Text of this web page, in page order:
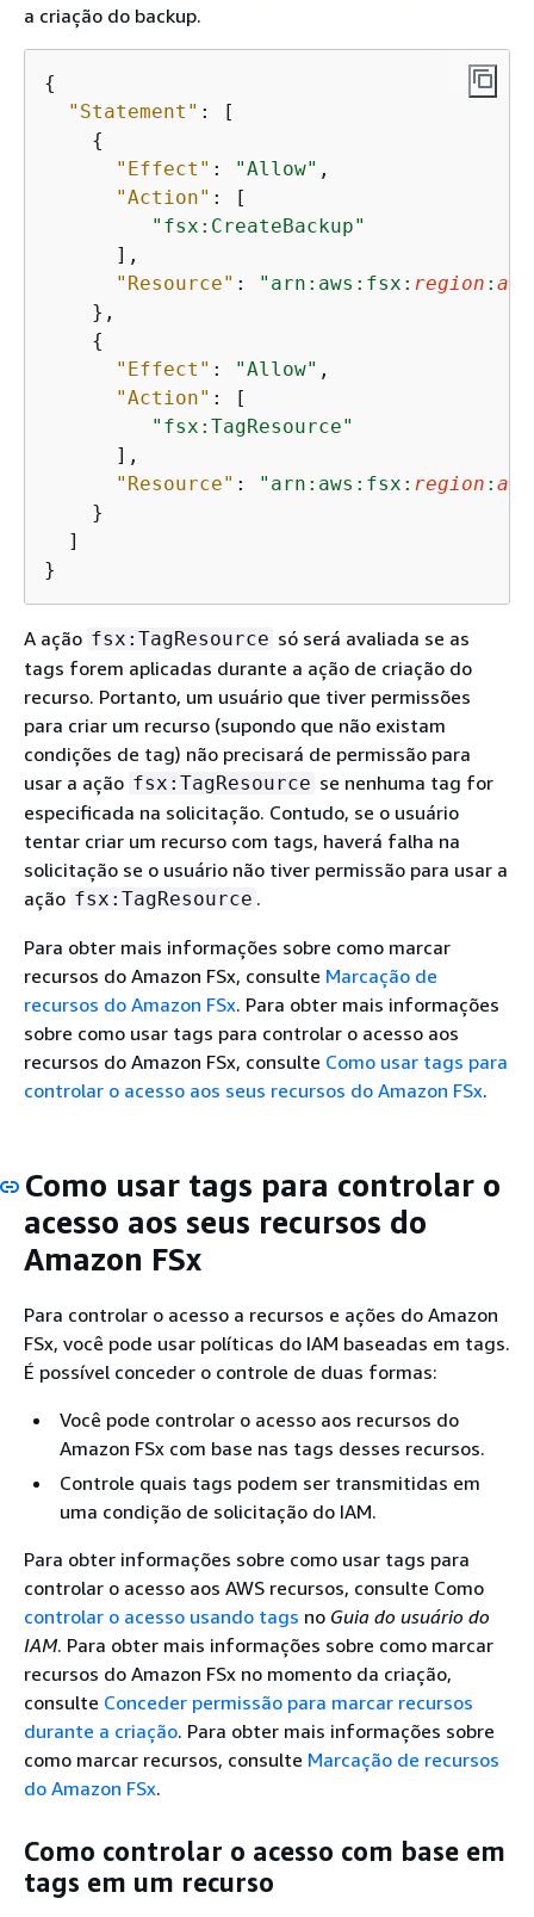
a criação do backup.
{
"Statement" : [
{
"Effect" : "Allow" ,
"Action" : [
"fsx:CreateBackup"
      ],
"Resource" : "arn:aws:fsx: region :
    },
{
"Effect" : "Allow" ,
"Action" : [
"fsx:TagResource"
      ],
"Resource" : "arn:aws:fsx: region :
    }
  ]
}
A ação fsx:TagResource só será avaliada se as
tags forem aplicadas durante a ação de criação do
recurso. Portanto, um usuário que tiver permissões
para criar um recurso (supondo que não existam
condições de tag) não precisará de permissão para
usar a ação fsx:TagResource se nenhuma tag for
especificada na solicitação. Contudo, se o usuário
tentar criar um recurso com tags, haverá falha na
solicitação se o usuário não tiver permissão para usar a
ação fsx:TagResource .
Para obter mais informações sobre como marcar
recursos do Amazon FSx, consulte Marcação de
recursos do Amazon FSx. Para obter mais informações
sobre como usar tags para controlar o acesso aos
recursos do Amazon FSx, consulte Como usar tags para
controlar o acesso aos seus recursos do Amazon FSx.
Como usar tags para controlar o
acesso aos seus recursos do
Amazon FSx
Para controlar o acesso a recursos e ações do Amazon
FSx, você pode usar políticas do IAM baseadas em tags.
É possível conceder o controle de duas formas:
Você pode controlar o acesso aos recursos do
Amazon FSx com base nas tags desses recursos.
Controle quais tags podem ser transmitidas em
uma condição de solicitação do IAM.
Para obter informações sobre como usar tags para
controlar o acesso aos AWS recursos, consulte Como
controlar o acesso usando tags no Guia do usuário do
IAM. Para obter mais informações sobre como marcar
recursos do Amazon FSx no momento da criação,
consulte Conceder permissão para marcar recursos
durante a criação. Para obter mais informações sobre
como marcar recursos, consulte Marcação de recursos
do Amazon FSx.
Como controlar o acesso com base em
tags em um recurso